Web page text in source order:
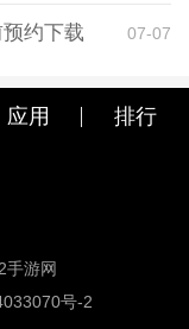
约下载 07-07
应用 排行
游网
号-2